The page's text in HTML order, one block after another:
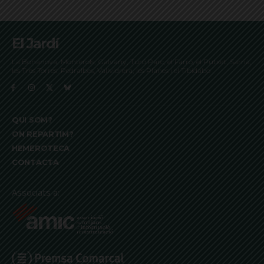
El Jardí
La Bonanova, Monterols, Galvany, Turó Parc, el Farró, el Putxet, Sarrià,
les Tres Torres, Pedralbes, Vallvidrera, les Planes i el Tibidabo
QUI SOM?
ON REPARTIM?
HEMEROTECA
CONTACTA
Associats a: